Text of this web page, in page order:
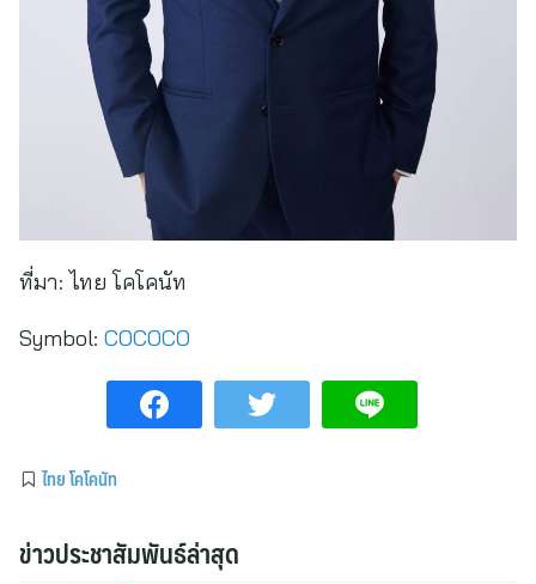
ที่มา: ไทย โคโคนัท
Symbol: COCOCO
ไทย โคโคนัท
ข่าวประชาสัมพันธ์ล่าสุด